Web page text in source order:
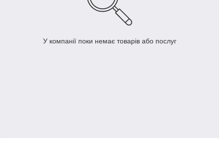
У компанії поки немає товарів або послуг